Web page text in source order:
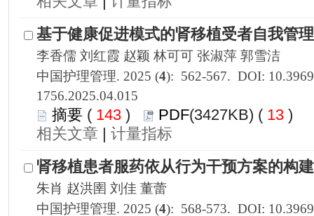
1756.2025.04.015
143 ) 13 )
|